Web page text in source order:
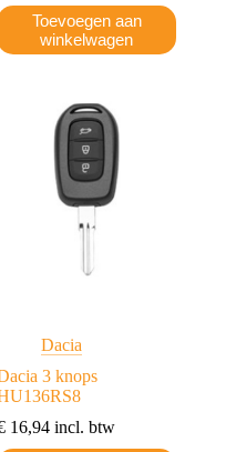
Toevoegen aan
winkelwagen
Dacia
3 knops
16,94 incl. btw